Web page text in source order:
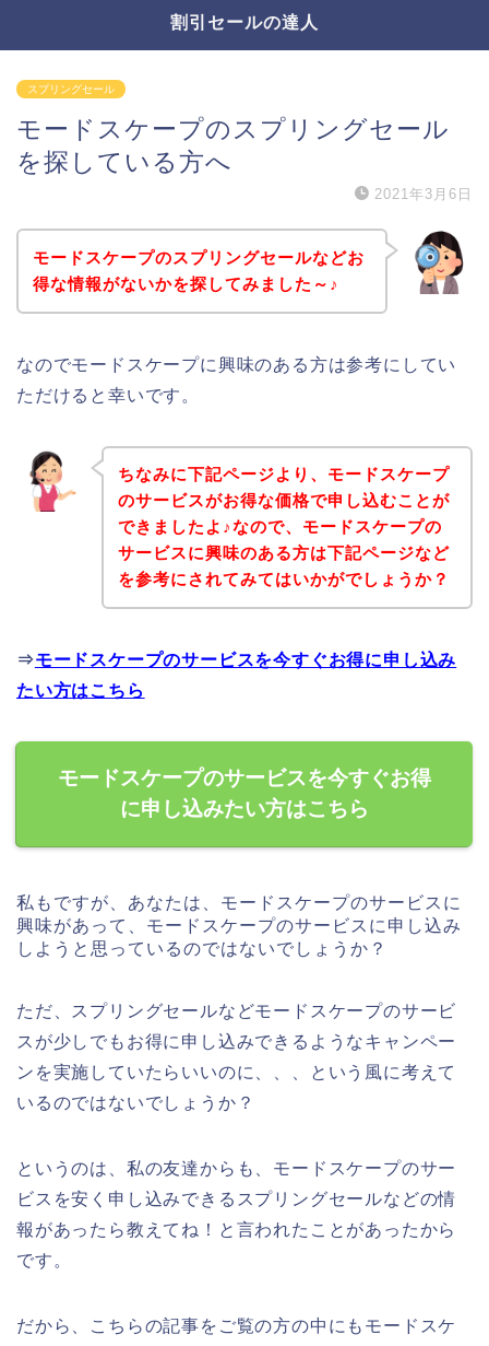
割引セールの達人
スプリングセール
モードスケープのスプリングセール
を探している方へ
2021年3月6日
モードスケープのスプリングセールなどお
得な情報がないかを探してみました～♪
なのでモードスケープに興味のある方は参考にしてい
ただけると幸いです。
ちなみに下記ページより、モードスケープ
のサービスがお得な価格で申し込むことが
できましたよ♪なので、モードスケープの
サービスに興味のある方は下記ページなど
を参考にされてみてはいかがでしょうか？
⇒モードスケープのサービスを今すぐお得に申し込み
たい方はこちら
モードスケープのサービスを今すぐお得
に申し込みたい方はこちら
私もですが、あなたは、モードスケープのサービスに
興味があって、モードスケープのサービスに申し込み
しようと思っているのではないでしょうか？
ただ、スプリングセールなどモードスケープのサービ
スが少しでもお得に申し込みできるようなキャンペー
ンを実施していたらいいのに、、、という風に考えて
いるのではないでしょうか？
というのは、私の友達からも、モードスケープのサー
ビスを安く申し込みできるスプリングセールなどの情
報があったら教えてね！と言われたことがあったから
です。
だから、こちらの記事をご覧の方の中にもモードスケ